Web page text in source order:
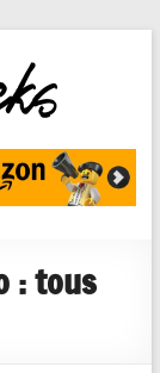
: tous